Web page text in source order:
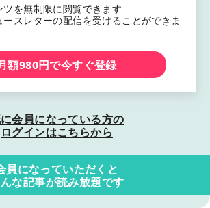
を無制限に閲覧できます
ースレターの配信を受けることができま
額980円で今すぐ登録
会員になっている方の
ログインはこちらから
員になっていただくと
な記事が読み放題です